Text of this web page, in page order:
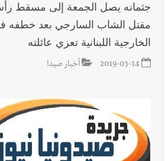
جثمانه يصل الجمعة إلى مسقط
مقتل الشاب السارجي بعد خطفه
الخارجية اللبنانية تعزي عائلته
2019-03-14 أخبار صيدا